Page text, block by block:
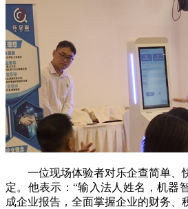
一位现场体验者对乐企查简单、
定。他表示：“输入法人姓名，机器
成企业报告，全面掌握企业的财务、